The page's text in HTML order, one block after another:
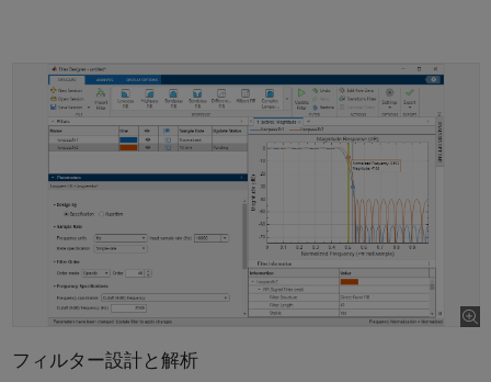
フィルター設計と解析